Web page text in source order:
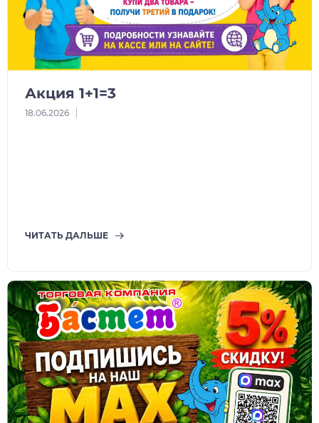
Акция 1+1=3
18.06.2026
ЧИТАТЬ ДАЛЬШЕ